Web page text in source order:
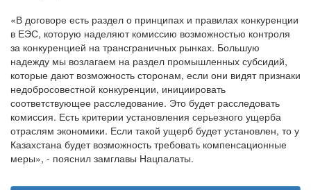
«В договоре есть раздел о принципах и правилах конкуренции
в ЕЭС, которую наделяют комиссию возможностью контроля
за конкуренцией на трансграничных рынках. Большую
надежду мы возлагаем на раздел промышленных субсидий,
которые дают возможность сторонам, если они видят признаки
недобросовестной конкуренции, инициировать
соответствующее расследование. Это будет расследовать
комиссия. Есть критерии установления серьезного ущерба
отраслям экономики. Если такой ущерб будет установлен, то у
Казахстана будет возможность требовать компенсационные
меры», - пояснил замглавы Нацпалаты.